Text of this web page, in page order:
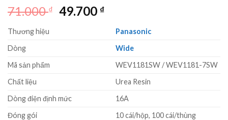
71.000₫ Giá
49.700 ₫Giá
tại
là:
49.700 ₫.
Thương hiệu
Panasonic
Dòng
Wide
Mã sản phẩm
WEV1181SW / WEV1181-7SW
Chất liệu
Urea Resin
Dòng điện định mức
16A
Đóng gói
10 cái/hộp, 100 cái/thùng